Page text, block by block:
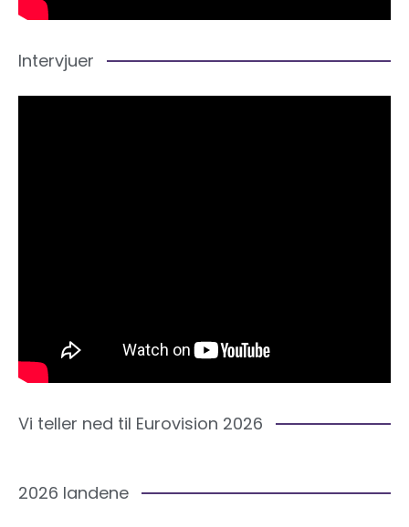
Intervjuer
Vi teller ned til Eurovision 2026
2026 landene